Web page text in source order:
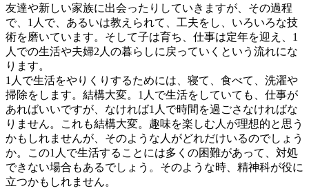
友達や新しい家族に出会ったりしていきますが、その過程
で、1人で、あるいは教えられて、工夫をし、いろいろな技
術を磨いています。そして子は育ち、仕事は定年を迎え、1
人での生活や夫婦2人の暮らしに戻っていくという流れにな
ります。
1人で生活をやりくりするためには、寝て、食べて、洗濯や
掃除をします。結構大変。1人で生活をしていても、仕事が
あればいいですが、なければ1人で時間を過ごさなければな
りません。これも結構大変。趣味を楽しむ人が理想的と思う
かもしれませんが、そのような人がどれだけいるのでしょう
か。この1人で生活することには多くの困難があって、対処
できない場合もあるでしょう。そのような時、精神科が役に
立つかもしれません。